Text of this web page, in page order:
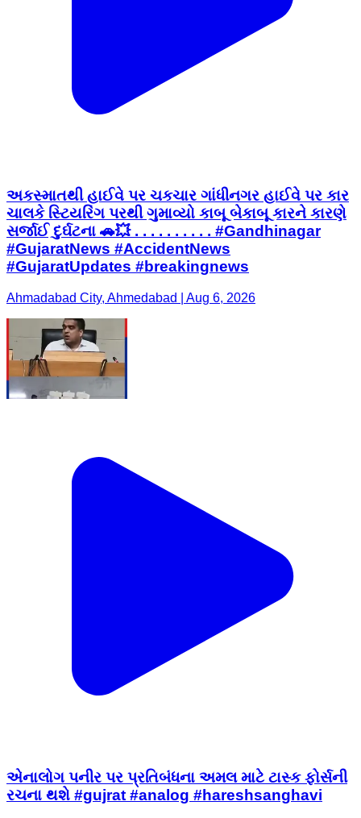
અકસ્માતથી હાઈવે પર ચકચાર ગાંધીનગર હાઈવે પર કાર
ચાલકે સ્ટિયરિંગ પરથી ગુમાવ્યો કાબૂ બેકાબૂ કારને કારણે
સર્જાઈ દુર્ઘટના 🚗💥 . . . . . . . . . . #Gandhinagar
#GujaratNews #AccidentNews
#GujaratUpdates #breakingnews
Ahmadabad City, Ahmedabad | Aug 6, 2026
એનાલોગ પનીર પર પ્રતિબંધના અમલ માટે ટાસ્ક ફોર્સની
રચના થશે #gujrat #analog #hareshsanghavi